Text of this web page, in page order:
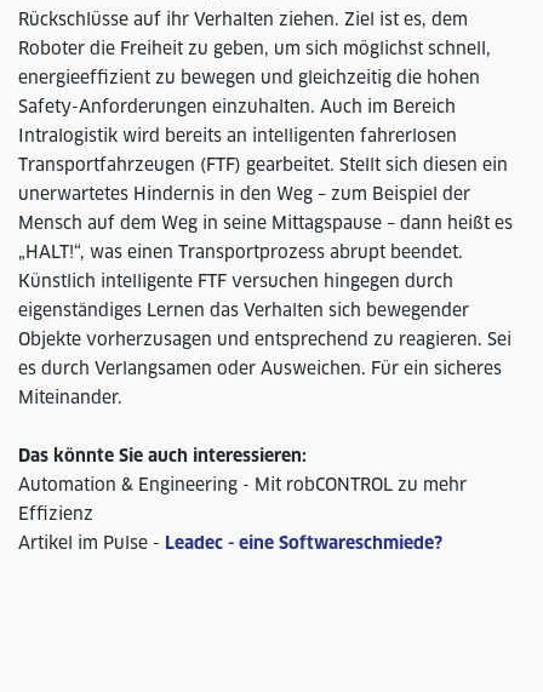
Rückschlüsse auf ihr Verhalten ziehen. Ziel ist es, dem
Roboter die Freiheit zu geben, um sich möglichst schnell,
energieeffizient zu bewegen und gleichzeitig die hohen
Safety-Anforderungen einzuhalten. Auch im Bereich
Intralogistik wird bereits an intelligenten fahrerlosen
Transportfahrzeugen (FTF) gearbeitet. Stellt sich diesen ein
unerwartetes Hindernis in den Weg – zum Beispiel der
Mensch auf dem Weg in seine Mittagspause – dann heißt es
„HALT!“, was einen Transportprozess abrupt beendet.
Künstlich intelligente FTF versuchen hingegen durch
eigenständiges Lernen das Verhalten sich bewegender
Objekte vorherzusagen und entsprechend zu reagieren. Sei
es durch Verlangsamen oder Ausweichen. Für ein sicheres
Miteinander.
Das könnte Sie auch interessieren:
Automation & Engineering - Mit robCONTROL zu mehr
Effizienz
Artikel im Pulse - Leadec - eine Softwareschmiede?